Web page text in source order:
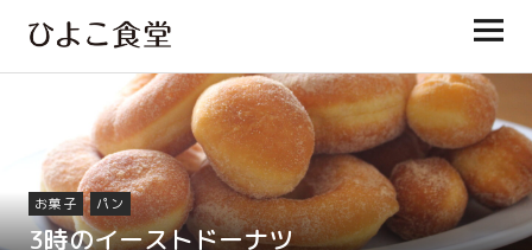
ひよこ食堂
お菓子 パン
3時のイーストドーナツ